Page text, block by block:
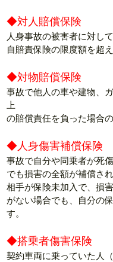
◆対人賠償保険
人身事故の被害者に対し
自賠責保険の限度額を超
◆対物賠償保険
事故で他人の車や建物、
上
の賠償責任を負った場合
◆人身傷害補償保険
事故で自分や同乗者が死
でも損害の全額が補償され
相手が保険未加入で、損
がない場合でも、自分の
す。
◆搭乗者傷害保険
契約車両に乗っていた人